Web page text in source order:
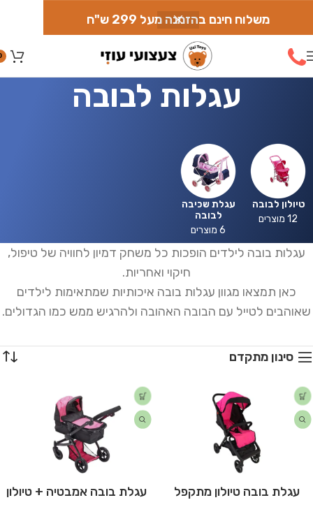
משלוח חינם בהזמנה מעל 299 ש"ח
עגלות לבובה
טיולון לבובה
12 מוצרים
עגלת שכיבה
לבובה
6 מוצרים
עגלות בובה לילדים הופכות כל משחק דמיון לחוויה של טיפול,
חיקוי ואחריות.
כאן תמצאו מגוון עגלות בובה איכותיות שמתאימות לילדים
שאוהבים לטייל עם הבובה האהובה ולהרגיש ממש כמו הגדולים.
סינון מתקדם
עגלת בובה טיולון מתקפל עגלת בובה אמבטיה + טיולון